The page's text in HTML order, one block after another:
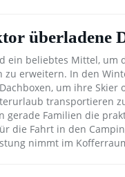
überladene
ein beliebtes Mittel, um
zu erweitern. In den
um ihre Skier
transportieren
gerade Familien die
die Fahrt in den
nimmt im